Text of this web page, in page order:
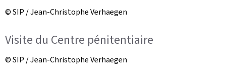
© SIP / Jean-Christophe Verhaegen
Visite du Centre pénitentiaire
© SIP / Jean-Christophe Verhaegen